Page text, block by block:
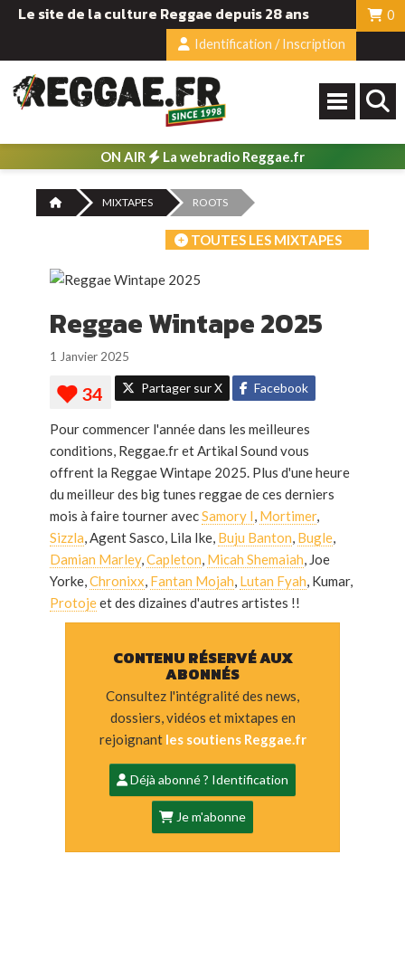
Le site de la culture Reggae depuis 28 ans
0
Identification / Inscription
ON AIR La webradio Reggae.fr
MIXTAPES ROOTS
TOUTES LES MIXTAPES
Reggae Wintape 2025
1 Janvier 2025
Partager sur X Facebook
Pour commencer l'année dans les meilleures
conditions, Reggae.fr et Artikal Sound vous
offrent la Reggae Wintape 2025. Plus d'une heure
du meilleur des big tunes reggae de ces derniers
mois à faire tourner avecSamory I, Mortimer,
Sizzla, Agent Sasco, Lila Ike, Buju Banton, Bugle,
Damian Marley,Capleton, Micah Shemaiah, Joe
Yorke,Chronixx, Fantan Mojah, Lutan Fyah, Kumar,
Protojeet des dizaines d'autres artistes !!
CONTENU RÉSERVÉ AUX
ABONNÉS
Consultez l'intégralité des news,
dossiers, vidéos et mixtapes en
rejoignant les soutiens Reggae.fr
Déjà abonné ? Identification
Je m'abonne